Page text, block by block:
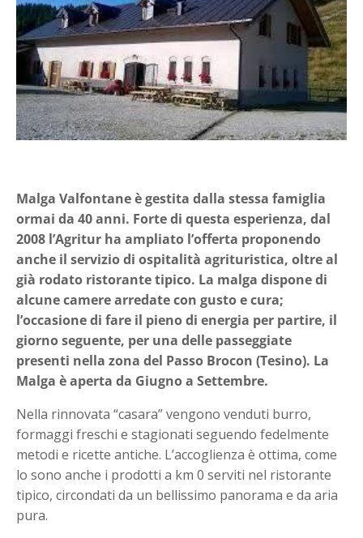
Malga Valfontane è gestita dalla stessa famiglia
ormai da 40 anni. Forte di questa esperienza, dal
2008 l’Agritur ha ampliato l’offerta proponendo
anche il servizio di ospitalità agrituristica, oltre al
già rodato ristorante tipico. La malga dispone di
alcune camere arredate con gusto e cura;
l’occasione di fare il pieno di energia per partire, il
giorno seguente, per una delle passeggiate
presenti nella zona del Passo Brocon (Tesino). La
Malga è aperta da Giugno a Settembre.
Nella rinnovata “casara” vengono venduti burro,
formaggi freschi e stagionati seguendo fedelmente
metodi e ricette antiche. L’accoglienza è ottima, come
lo sono anche i prodotti a km 0 serviti nel ristorante
tipico, circondati da un bellissimo panorama e da aria
pura.